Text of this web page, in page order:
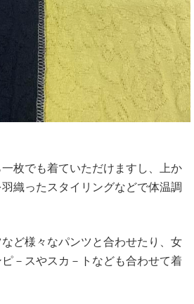
枚でも着ていただけますし、上か
織ったスタイリングなどで体温調
ど様々なパンツと合わせたり、女
－スやスカ－トなども合わせて着